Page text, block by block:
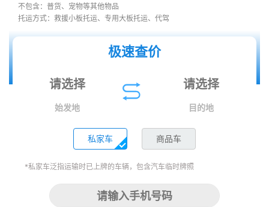
不包含：普货、宠物等其他物品
托运方式：救援小板托运、专用大板托运、代驾
极速查价
始发地 目的地
私家车 商品车
*私家车泛指运输时已上牌的车辆，包含汽车临时牌照